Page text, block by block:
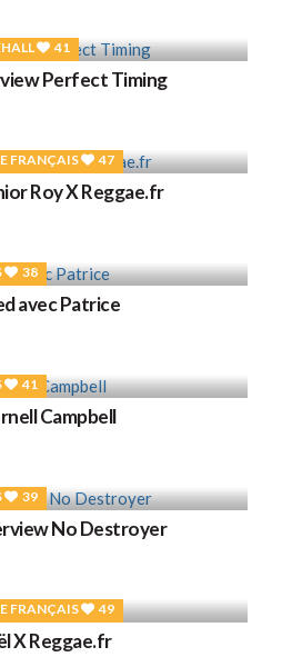
41
Perfect Timing
FRANÇAIS 47
Roy X Reggae.fr
38
avec Patrice
41
Campbell
39
No Destroyer
FRANÇAIS 49
X Reggae.fr